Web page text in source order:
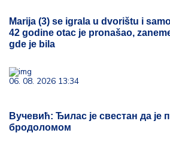
Marija (3) se igrala u dvorištu i
42 godine otac je pronašao,
gde je bila
06. 08. 2026 13:34
Вучевић: Ђилас је свестан да је
бродоломом